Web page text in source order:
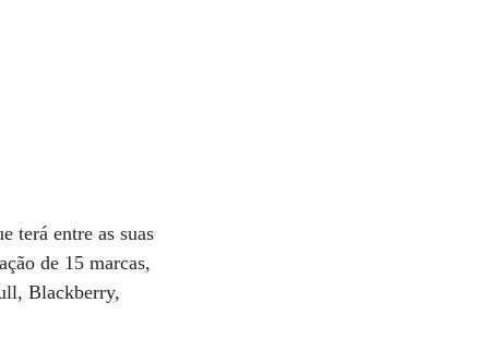
terá entre as suas
de 15 marcas,
Blackberry,